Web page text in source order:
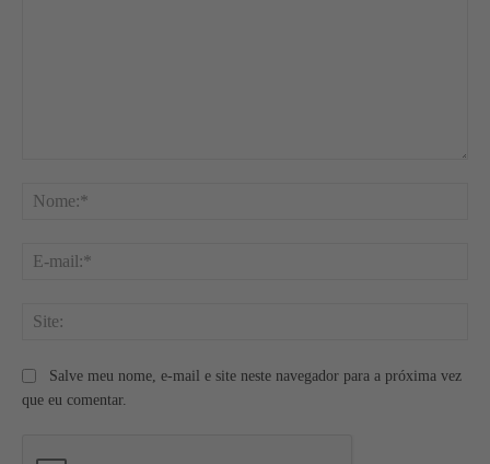
Salve meu nome, e-mail e site neste navegador para a próxima vez
que eu comentar.